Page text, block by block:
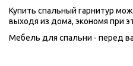
Купить спальный гарнитур
выходя из дома, экономя при
Мебель для спальни - перед